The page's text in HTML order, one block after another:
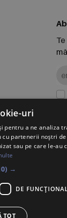
uri
pentru a ne analiza
partenerii noștri
sau pe care le-au
→
DE
TOT